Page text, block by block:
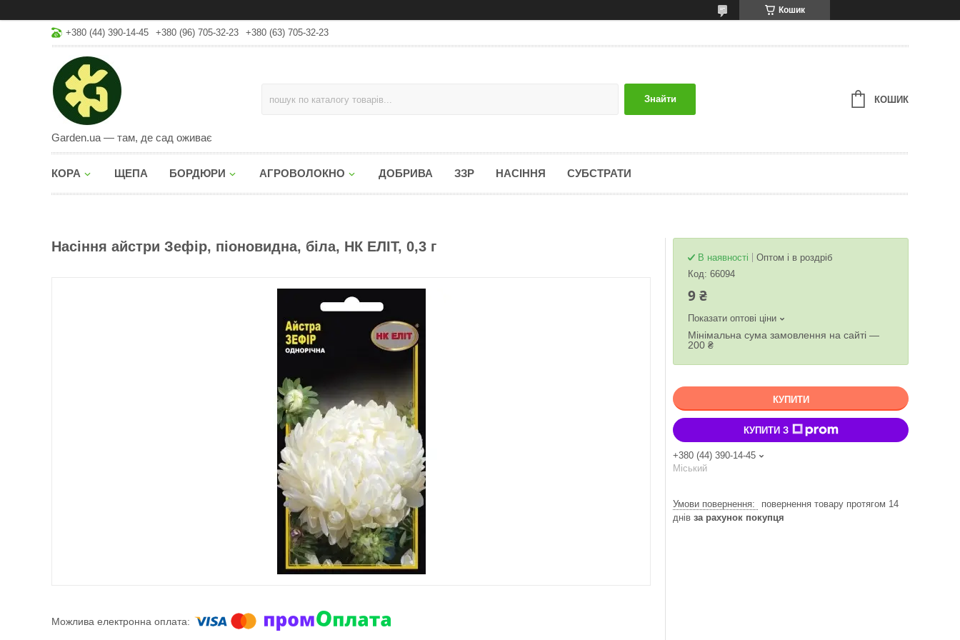
Кошик
+380 (44) 390-14-45 +380 (96) 705-32-23 +380 (63) 705-32-23
Garden.ua — там, де сад оживає
Знайти КОШИК
КОРА ЩЕПА БОРДЮРИ АГРОВОЛОКНО ДОБРИВА ЗЗР НАСІННЯ СУБСТРАТИ
Насіння айстри Зефір, піоновидна, біла, НК ЕЛІТ, 0,3 г
В наявності
Оптом і в роздріб
Код: 66094
9 ₴
Показати оптові ціни
Мінімальна сума замовлення на сайті —
200 ₴
КУПИТИ
КУПИТИ З
+380 (44) 390-14-45
Міський
повернення товару протягом 14
днів за рахунок покупця